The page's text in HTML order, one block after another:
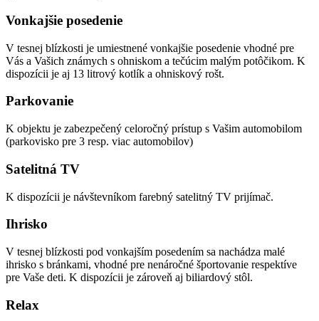
Vonkajšie posedenie
V tesnej blízkosti je umiestnené vonkajšie posedenie vhodné pre
Vás a Vašich známych s ohniskom a tečúcim malým potôčikom. K
dispozícii je aj 13 litrový kotlík a ohniskový rošt.
Parkovanie
K objektu je zabezpečený celoročný prístup s Vašim automobilom
(parkovisko pre 3 resp. viac automobilov)
Satelitná TV
K dispozícii je návštevníkom farebný satelitný TV prijímač.
Ihrisko
V tesnej blízkosti pod vonkajším posedením sa nachádza malé
ihrisko s bránkami, vhodné pre nenáročné športovanie respektíve
pre Vaše deti. K dispozícii je zároveň aj biliardový stôl.
Relax